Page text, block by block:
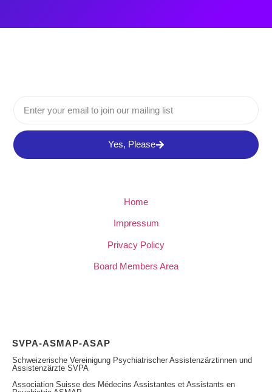
Yes, Please
Home
Impressum
Privacy Policy
Board Members Area
SVPA-ASMAP-ASAP
Schweizerische Vereinigung Psychiatrischer Assistenzärztinnen und
Assistenzärzte SVPA
Association Suisse des Médecins Assistantes et Assistants en